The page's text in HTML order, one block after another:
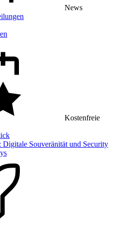
News
Kostenfreie
Souveränität und Security